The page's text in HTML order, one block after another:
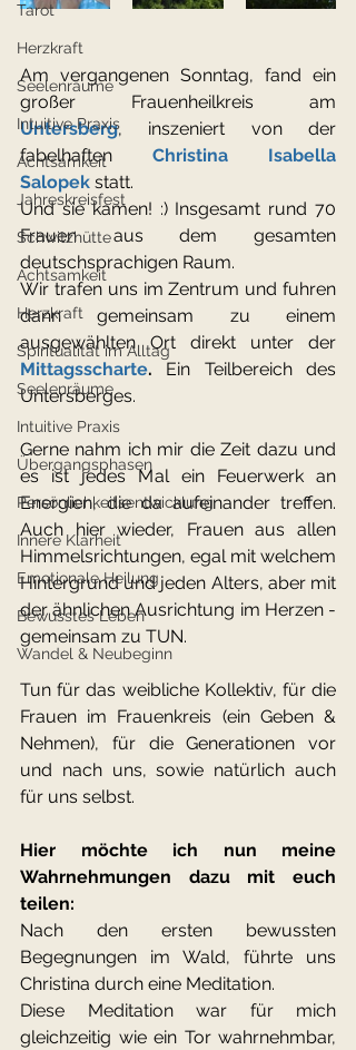
Tarot
Herzkraft
Seelenräume
Intuitive Praxis
Achtsamkeit
Jahreskreisfest
Schwitzhütte
Achtsamkeit
Herzkraft
Spiritualität im Alltag
Seelenräume
Intuitive Praxis
Übergangsphasen
Persönlichkeitsentwicklung
Innere Klarheit
Emotionale Heilung
Bewusstes Leben
Wandel & Neubeginn
Am vergangenen Sonntag, fand ein
Untersberg, inszeniert von der
fabelhaften Christina Isabella
Salopek statt.
Und sie kamen! :) Insgesamt rund 70
Frauen aus dem gesamten
deutschsprachigen Raum.
Wir trafen uns im Zentrum und fuhren
dann gemeinsam zu einem
Mittagsscharte. Ein Teilbereich des
Untersberges.
Gerne nahm ich mir die Zeit dazu und
es ist jedes Mal ein Feuerwerk an
Energien, die da aufeinander treffen.
Auch hier wieder, Frauen aus allen
Himmelsrichtungen, egal mit welchem
Hintergrund und jeden Alters, aber mit
der ähnlichen Ausrichtung im Herzen -
gemeinsam zu TUN.
Tun für das weibliche Kollektiv, für die
Frauen im Frauenkreis (ein Geben &
Nehmen), für die Generationen vor
und nach uns, sowie natürlich auch
für uns selbst.
Hier möchte ich nun meine
Wahrnehmungen dazu mit euch
teilen:
Nach den ersten bewussten
Begegnungen im Wald, führte uns
Christina durch eine Meditation.
Diese Meditation war für mich
gleichzeitig wie ein Tor wahrnehmbar,